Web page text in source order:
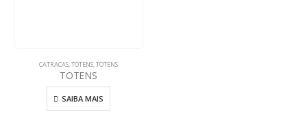
CATRACAS,TOTENS,TOTENS
TOTENS
SAIBA MAIS